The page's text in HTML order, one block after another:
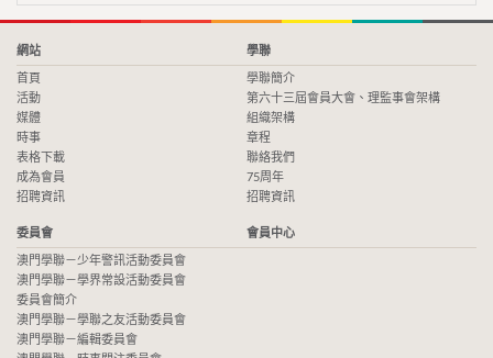
網站
首頁
活動
媒體
時事
表格下載
成為會員
招聘資訊
學聯
學聯簡介
第六十三屆會員大會、理監事會架構
組織架構
章程
聯絡我們
75周年
招聘資訊
委員會
澳門學聯－少年警訊活動委員會
澳門學聯－學界常設活動委員會
委員會簡介
澳門學聯－學聯之友活動委員會
澳門學聯－編輯委員會
會員中心